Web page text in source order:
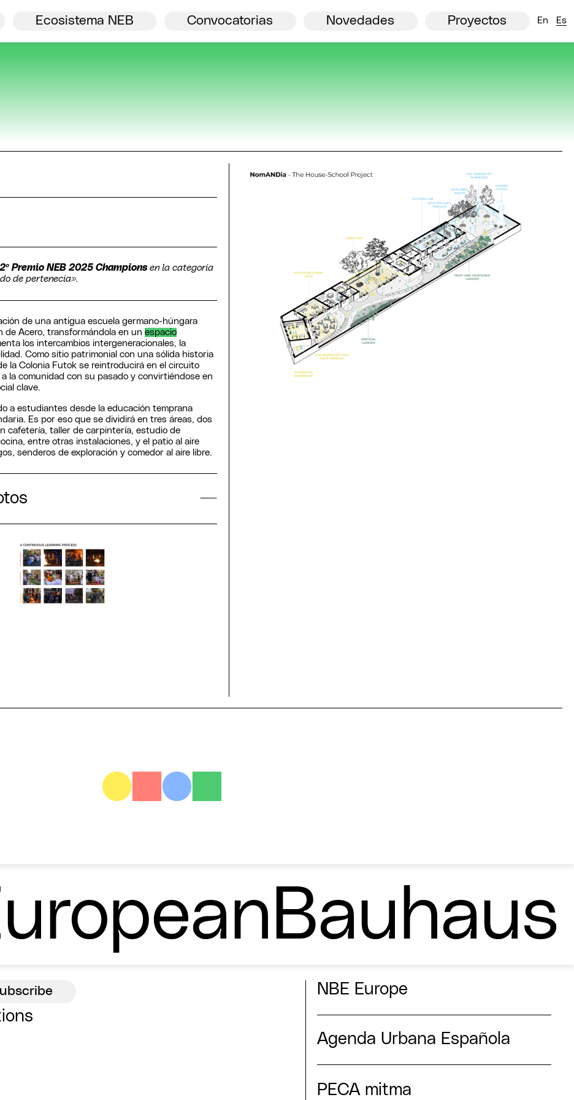
Ecosistema NEB Convocatorias Novedades Proyectos En Es
Bienvenida. NBE Comisión Europea Partners
Noticias
Ver todos Premios New European Bauhaus
2º Premio NEB 2025 Championsen la categoría
de pertenecia».
de una antigua escuela germano-húngara
de Acero, transformándola en unespacio
los intercambios intergeneracionales, la
Como sitio patrimonial con una sólida historia
la Colonia Futok se reintroducirá en el circuito
la comunidad con su pasado y convirtiéndose en
clave.
a estudiantes desde la educación temprana
Es por eso que se dividirá en tres áreas, dos
cafetería, taller de carpintería, estudio de
entre otras instalaciones, y el patio al aire
senderos de exploración y comedor al aire libre.
NBE Europe
Agenda Urbana Española
PECA mitma